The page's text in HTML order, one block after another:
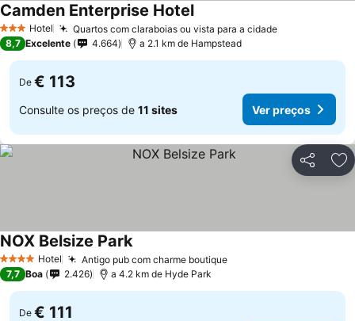
3 EstrelasHotel Quartos com claraboias ou vista para a cidade
Camden Enterprise Hotel
8,7 Excelente 4.664 a 2.1 km de Hampstead
De € 113
Consulte os preços de 11 sites Ver preços
Partilhar
4 EstrelasHotel Antigo pub com charme boutique
NOX Belsize Park
7,7 Boa 2.426 a 4.2 km de Hyde Park
De € 111